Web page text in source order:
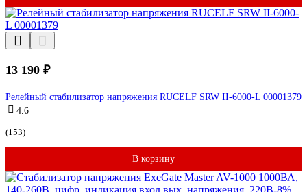
13 190 ₽
Релейный стабилизатор напряжения RUCELF SRW II-6000-L 00001379
4.6
(153)
В корзину